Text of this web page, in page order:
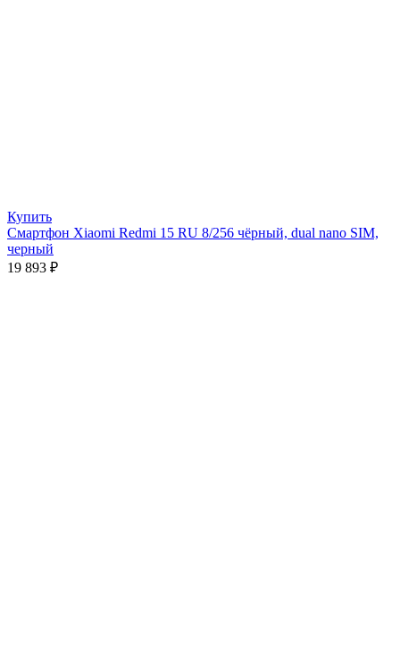
Купить
Смартфон Xiaomi Redmi 15 RU 8/256 чёрный, dual nano SIM,
черный
19 893 ₽